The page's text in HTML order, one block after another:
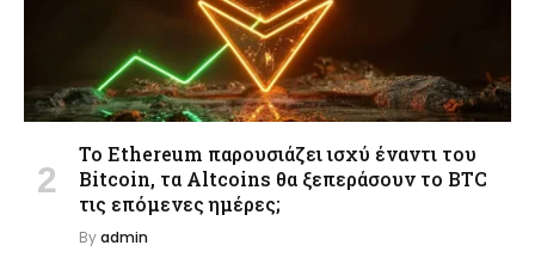
Το Ethereum παρουσιάζει ισχύ έναντι του
Bitcoin, τα Altcoins θα ξεπεράσουν το BTC
τις επόμενες ημέρες;
Byadmin